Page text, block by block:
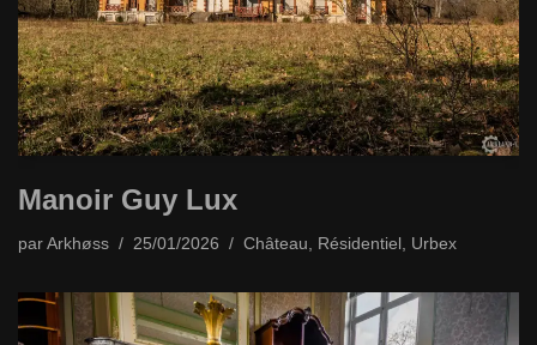
Manoir Guy Lux
par Arkhøss 25/01/2026 Château Résidentiel Urbex